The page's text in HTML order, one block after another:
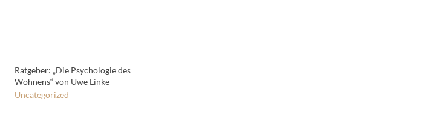
Ratgeber: „Die Psychologie des
Wohnens“ von Uwe Linke
Uncategorized